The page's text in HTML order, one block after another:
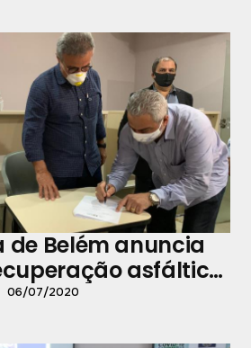
de Belém anuncia
asfáltica
centro da cidade
06/07/2020